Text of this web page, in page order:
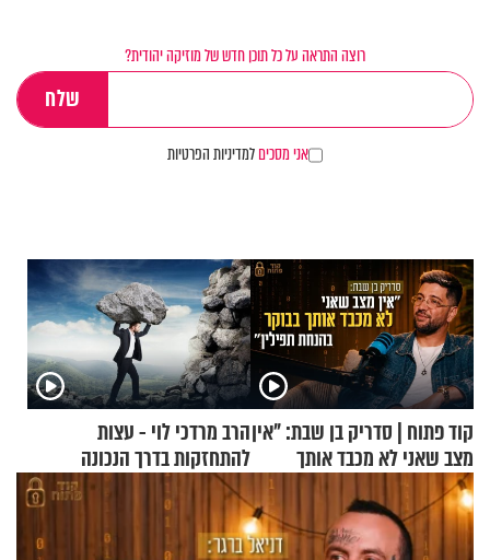
רוצה התראה על כל תוכן חדש של מוזיקה יהודית?
אני מסכיםלמדיניות הפרטיות
קוד פתוח | סדריק בן שבת: "אין
מצב שאני לא מכבד אותך
בבוקר בהנחת תפילין"
הרב מרדכי לוי - עצות
להתחזקות בדרך הנכונה